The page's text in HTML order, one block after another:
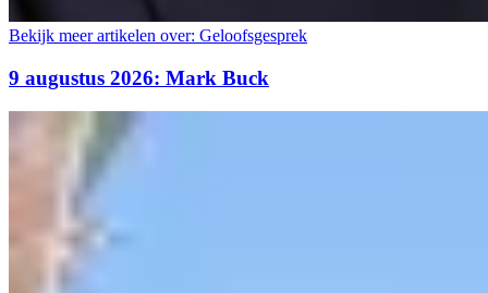
Bekijk meer artikelen over: Geloofsgesprek
9 augustus 2026: Mark Buck